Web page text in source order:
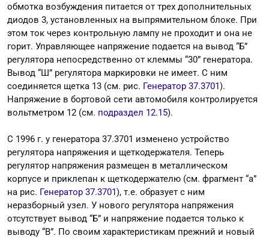
обмотка возбуждения питается от трех дополнительных
диодов 3, установленных на выпрямительном блоке. При
этом ток через контрольную лампу не проходит и она не
горит. Управляющее напряжение подается на вывод “Б”
регулятора непосредственно от клеммы “30” генератора.
Вывод “Ш” регулятора маркировки не имеет. С ним
соединяется щетка 13 (см. рис. Генератор 37.3701).
Напряжение в бортовой сети автомобиля контролируется
вольтметром 12 (см. подраздел 12.15).
С 1996 г. у генератора 37.3701 изменено устройство
регулятора напряжения и щеткодержателя. Теперь
регулятор напряжения размещен в металлическом
корпусе и приклепан к щеткодержателю (см. фрагмент “а”
на рис. Генератор 37.3701), т.е. образует с ним
неразборный узел. У нового регулятора напряжения
отсутствует вывод “Б” и напряжение подается только к
выводу “В”. По своим характеристикам прежний и новый